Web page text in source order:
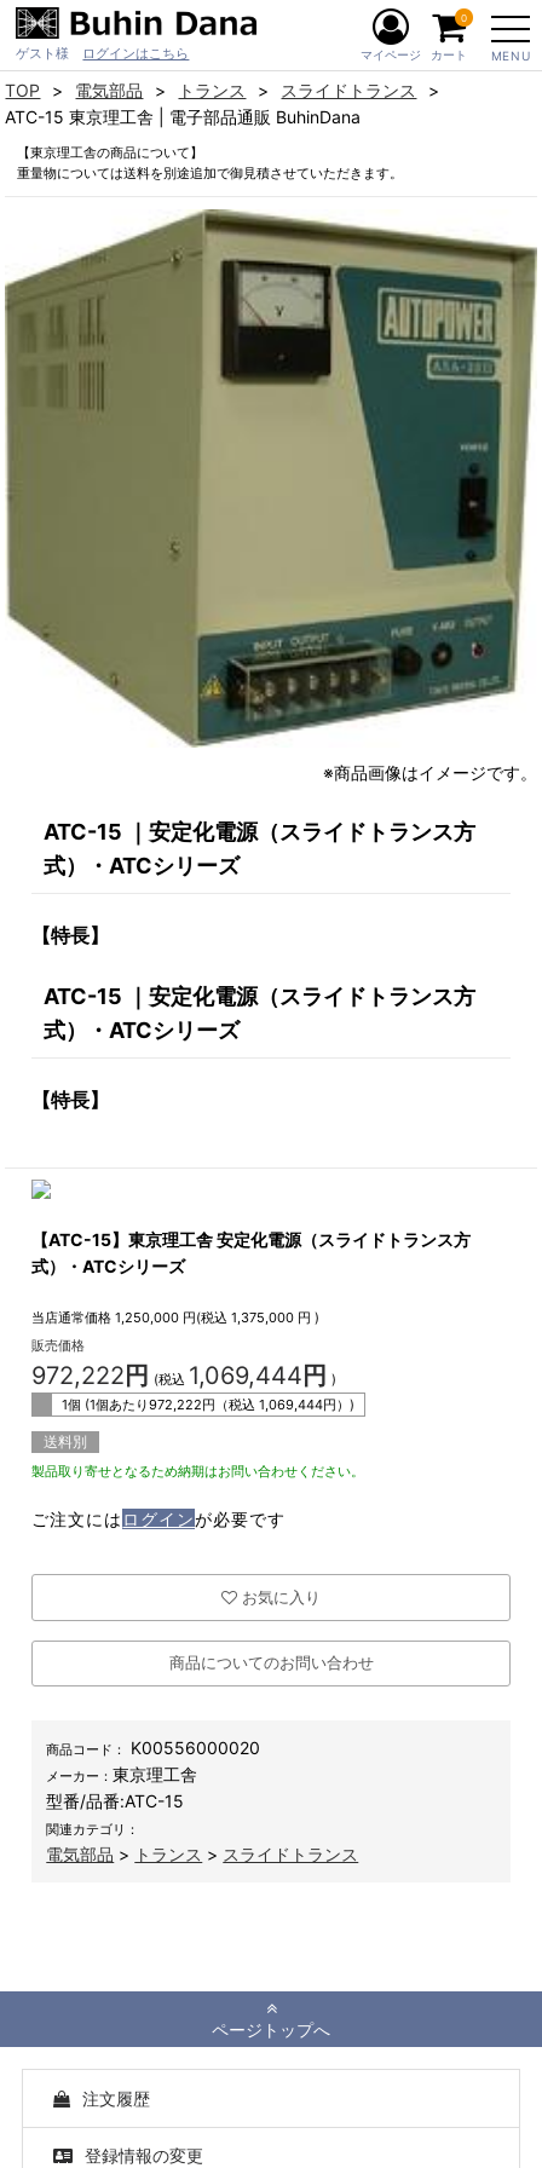
ゲスト様 ログインはこちら MENU
マイページ カート
0
TOP 電気部品 トランス
スライドトランス
ATC-15 東京理工舎 | 電子部品通販 BuhinDana
【東京理工舎の商品について】
重量物については送料を別途追加で御見積させていただきます。
※商品画像はイメージです。
ATC-15 ｜安定化電源（スライドトランス方
式）・ATCシリーズ
【特長】
ATC-15 ｜安定化電源（スライドトランス方
式）・ATCシリーズ
【特長】
【ATC-15】東京理工舎 安定化電源（スライドトランス方
式）・ATCシリーズ
当店通常価格 1,250,000 円(税込1,375,000 円 )
販売価格
972,222 円 (税込 1,069,444 円 )
1個 (1個あたり972,222円（税込1,069,444円）)
送料別
製品取り寄せとなるため納期はお問い合わせください。
ご注文には ログインが必要です
お気に入り
商品についてのお問い合わせ
商品コード： K00556000020
メーカー：東京理工舎
型番/品番:ATC-15
関連カテゴリ：
電気部品 > トランス > スライドトランス
ページトップへ
注文履歴
登録情報の変更